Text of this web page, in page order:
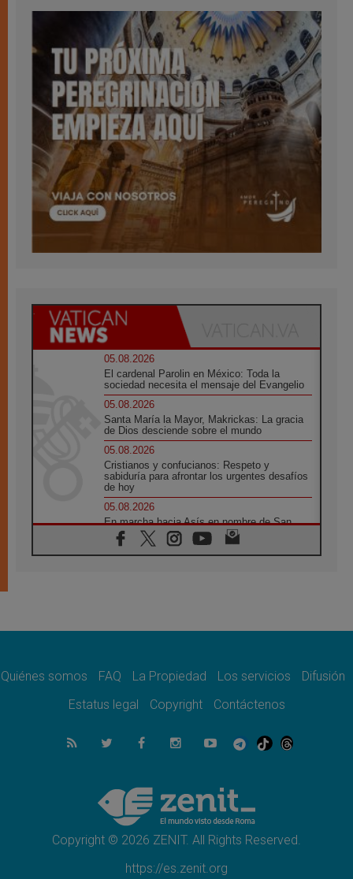
05.08.2026
El cardenal Parolin en México: Toda la
sociedad necesita el mensaje del Evangelio
05.08.2026
Santa María la Mayor, Makrickas: La gracia
de Dios desciende sobre el mundo
05.08.2026
Cristianos y confucianos: Respeto y
sabiduría para afrontar los urgentes desafíos
de hoy
05.08.2026
En marcha hacia Asís en nombre de San
Francisco, a la espera de León
05.08.2026
quienes bendicen la guerra
Ucrania: Ataque masivo en Kyiv durante la
05.08.2026
Colombo: "La visita del Papa a Argentina
05.08.2026
Iglesia en Uruguay: la visita del Papa
fortalecerá la fe y la esperanza
Quiénes somos FAQ La Propiedad Los servicios
Difusión
Estatus legal
Copyright Contáctenos
Copyright © 2026 ZENIT. All Rights Reserved.
https://es.zenit.org